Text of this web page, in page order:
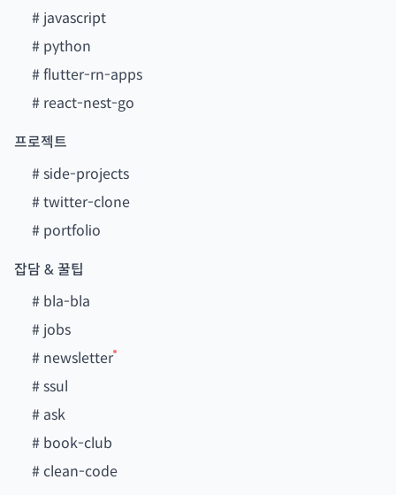
# javascript
# python
#flutter-rn-apps
# react-nest-go
프로젝트
#side-projects
#twitter-clone
# portfolio
잡담 & 꿀팁
# bla-bla
# jobs
# newsletter
#ssul
# ask
# book-club
#clean-code